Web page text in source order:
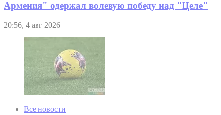
Армения" одержал волевую победу над "Целе"
20:56, 4 авг 2026
Все новости